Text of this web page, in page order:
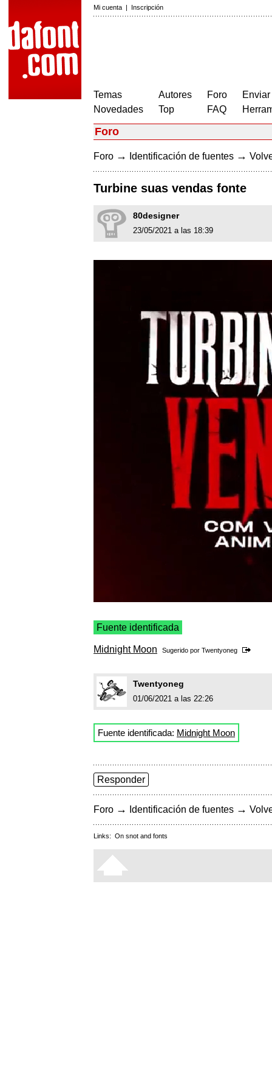
Mi cuenta | Inscripción
Temas
Novedades
Autores
Top
Foro
FAQ
Foro
Foro → Identificación de fuentes →
Turbine suas vendas fonte
80designer
23/05/2021 a las 18:39
Fuente identificada
Midnight Moon Sugerido por Twentyoneg
Twentyoneg
01/06/2021 a las 22:26
Fuente identificada: Midnight Moon
Responder
Foro → Identificación de fuentes →
Links: On snot and fonts